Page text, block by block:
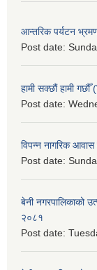
आन्तरिक पर्यटन
Post date:
हामी सक्छौं हामी
Post date:
विपन्न नागरिक आवास
Post date:
बेनी नगरपालिकाको
२०८१
Post date: